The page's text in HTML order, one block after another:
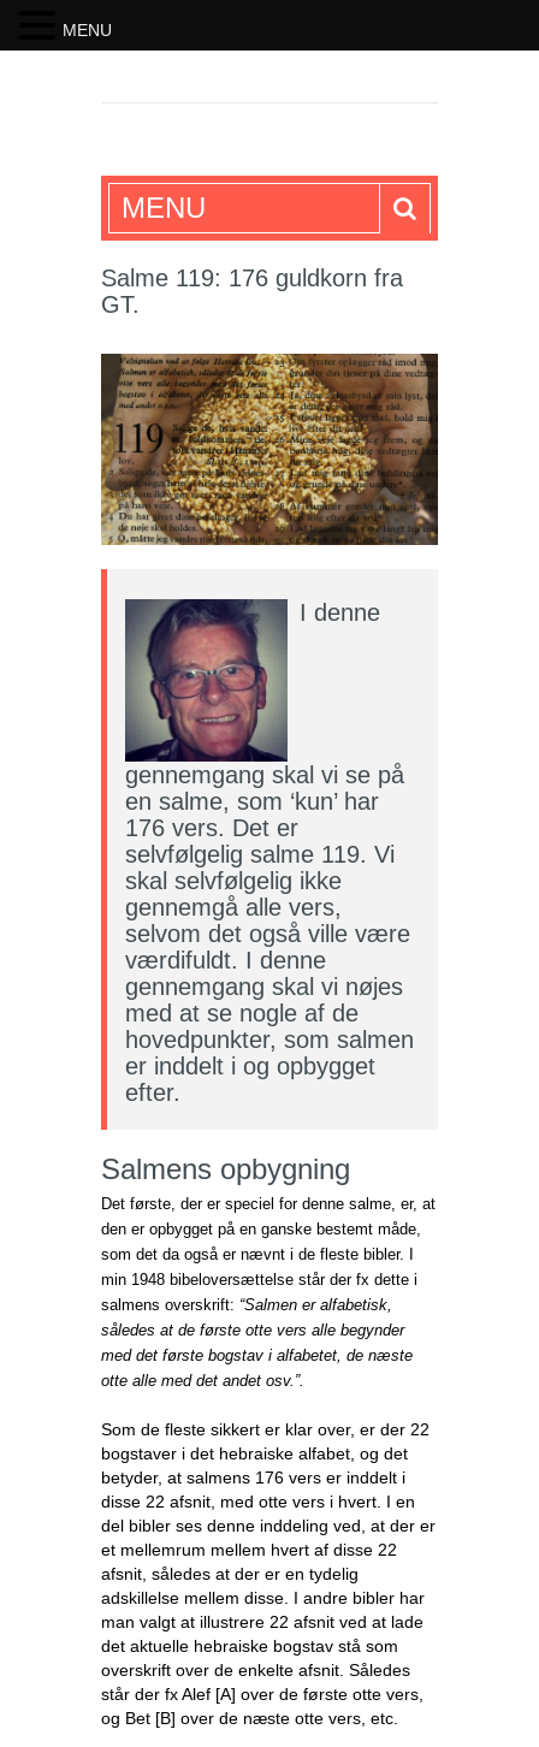
SKRIFTEN
MENU
Salme 119: 176 guldkorn fra
GT.
I denne
gennemgang skal vi se på
en salme, som ‘kun’ har
176 vers. Det er
selvfølgelig salme 119. Vi
skal selvfølgelig ikke
gennemgå alle vers,
selvom det også ville være
værdifuldt. I denne
gennemgang skal vi nøjes
med at se nogle af de
hovedpunkter, som salmen
er inddelt i og opbygget
efter.
Salmens opbygning
Det første, der er speciel for denne salme, er, at
den er opbygget på en ganske bestemt måde,
som det da også er nævnt i de fleste bibler. I
min 1948 bibeloversættelse står der fx dette i
salmens overskrift: “Salmen er alfabetisk,
således at de første otte vers alle begynder
med det første bogstav i alfabetet, de næste
otte alle med det andet osv.”.
Som de fleste sikkert er klar over, er der 22
bogstaver i det hebraiske alfabet, og det
betyder, at salmens 176 vers er inddelt i
disse 22 afsnit, med otte vers i hvert. I en
del bibler ses denne inddeling ved, at der er
et mellemrum mellem hvert af disse 22
afsnit, således at der er en tydelig
adskillelse mellem disse. I andre bibler har
man valgt at illustrere 22 afsnit ved at lade
det aktuelle hebraiske bogstav stå som
overskrift over de enkelte afsnit. Således
står der fx Alef [A] over de første otte vers,
og Bet [B] over de næste otte vers, etc.
MENU